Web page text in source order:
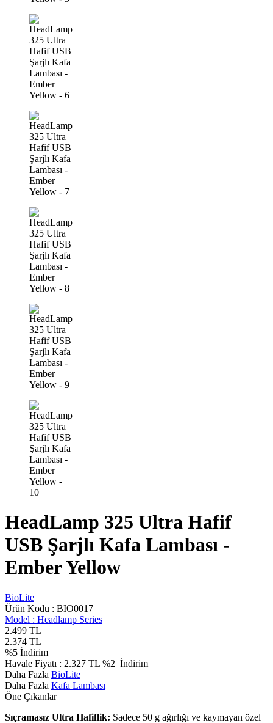
HeadLamp 325 Ultra Hafif
USB Şarjlı Kafa Lambası -
Ember Yellow
BioLite
Ürün Kodu : BIO0017
Model : Headlamp Series
2.499 TL
2.374 TL
%5 İndirim
Havale Fiyatı : 2.327 TL %2 İndirim
Daha Fazla BioLite
Daha Fazla Kafa Lambası
Öne Çıkanlar
Sıçramasız Ultra Hafiflik: Sadece 50 g ağırlığı ve kaymayan özel